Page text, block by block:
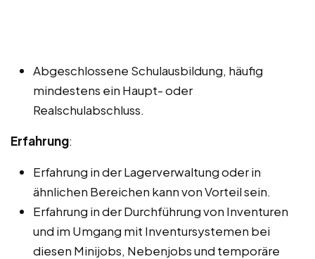
Abgeschlossene Schulausbildung, häufig
mindestens ein Haupt- oder
Realschulabschluss.
Erfahrung:
Erfahrung in der Lagerverwaltung oder in
ähnlichen Bereichen kann von Vorteil sein.
Erfahrung in der Durchführung von Inventuren
und im Umgang mit Inventursystemen bei
diesen Minijobs, Nebenjobs und temporäre